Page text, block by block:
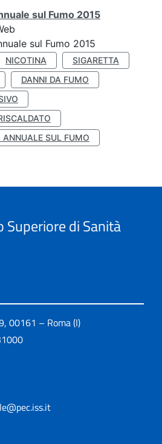
sul Fumo 2015
sul Fumo 2015
NICOTINA
SIGARETTA
DANNI DA FUMO
ANNUALE SUL FUMO
Superiore di Sanità
00161 – Roma (I)